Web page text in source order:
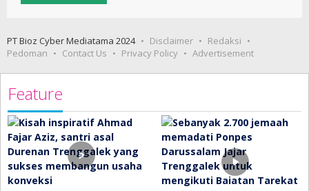
PT Bioz Cyber Mediatama 2024 Disclaimer
Redaksi
Pedoman
Contact Us Privacy Policy Advertisement
Feature